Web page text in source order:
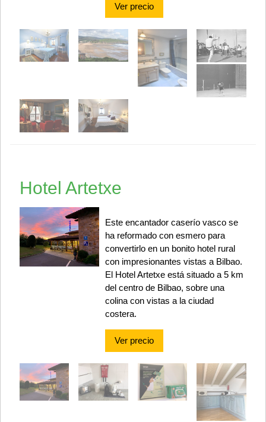
Ver precio
Hotel Artetxe
Este encantador caserío vasco se
ha reformado con esmero para
convertirlo en un bonito hotel rural
con impresionantes vistas a Bilbao.
El Hotel Artetxe está situado a 5 km
del centro de Bilbao, sobre una
colina con vistas a la ciudad
costera.
Ver precio